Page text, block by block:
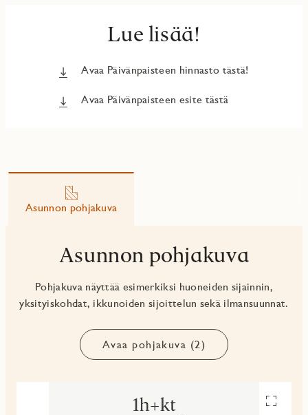
Lue lisää!
Avaa Päivänpaisteen hinnasto tästä!
Avaa Päivänpaisteen esite tästä
Asunnon pohjakuva
Asunnon pohjakuva
Pohjakuva näyttää esimerkiksi huoneiden sijainnin,
yksityiskohdat, ikkunoiden sijoittelun sekä ilmansuunnat.
Avaa pohjakuva (2)
Avaa